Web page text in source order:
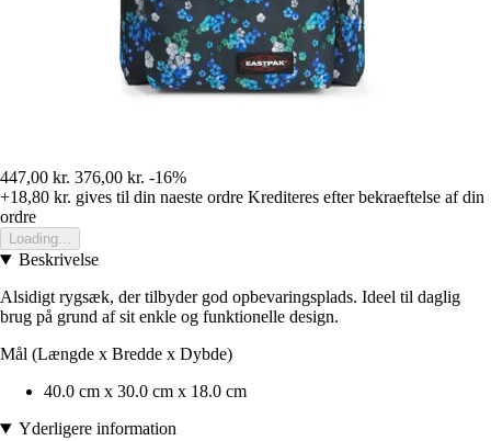
447,00 kr. 376,00 kr. -16%
+18,80 kr. gives til din naeste ordre Krediteres efter bekraeftelse af din
ordre
Loading...
Beskrivelse
Alsidigt rygsæk, der tilbyder god opbevaringsplads. Ideel til daglig
brug på grund af sit enkle og funktionelle design.
Mål (Længde x Bredde x Dybde)
40.0 cm x 30.0 cm x 18.0 cm
Yderligere information